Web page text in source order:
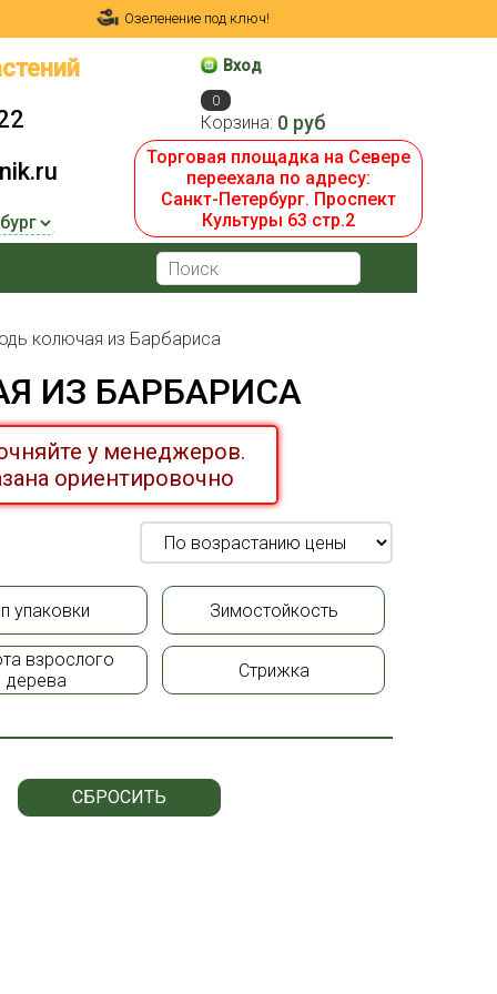
Озеленение под ключ!
Вход
0
Корзина: 0 руб
Торговая площадка на Севере
переехала по адресу:
Санкт-Петербург. Проспект
Культуры 63 стр.2
колючая из Барбариса
ИЗ БАРБАРИСА
у менеджеров.
ориентировочно
упаковки Зимостойкость
взрослого
дерева
Стрижка
СБРОСИТЬ